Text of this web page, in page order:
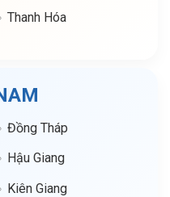
Thanh Hóa
Đồng Tháp
Hậu Giang
Kiên Giang